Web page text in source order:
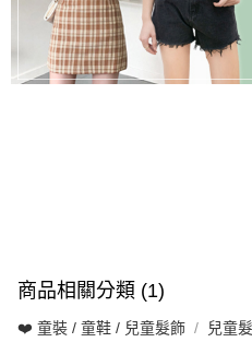
商品相關分類 (1)
❤️ 童裝 / 童鞋 / 兒童髮飾 兒童